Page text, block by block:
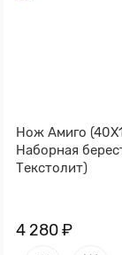
Нож Амиго
Наборная
Текстолит)
4 280 ₽